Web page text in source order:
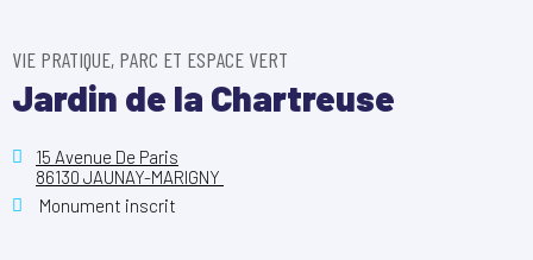
VIE PRATIQUE, PARC ET ESPACE VERT
Jardin de la Chartreuse
15 Avenue De Paris
86130 JAUNAY-MARIGNY
Monument inscrit